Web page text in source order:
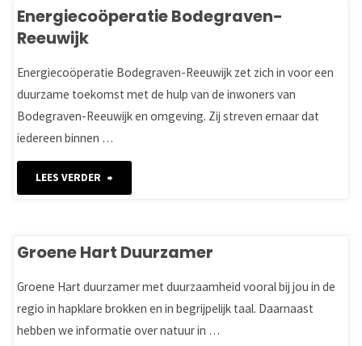
Verpakkingsvrij
en
Meer"
Energiecoöperatie Bodegraven-
Reeuwijk
Energiecoöperatie Bodegraven-Reeuwijk zet zich in voor een
duurzame toekomst met de hulp van de inwoners van
Bodegraven-Reeuwijk en omgeving. Zij streven ernaar dat
iedereen binnen …
LEES VERDER
Reeuwijk"
Groene Hart Duurzamer
Groene Hart duurzamer met duurzaamheid vooral bij jou in de
regio in hapklare brokken en in begrijpelijk taal. Daarnaast
hebben we informatie over natuur in …